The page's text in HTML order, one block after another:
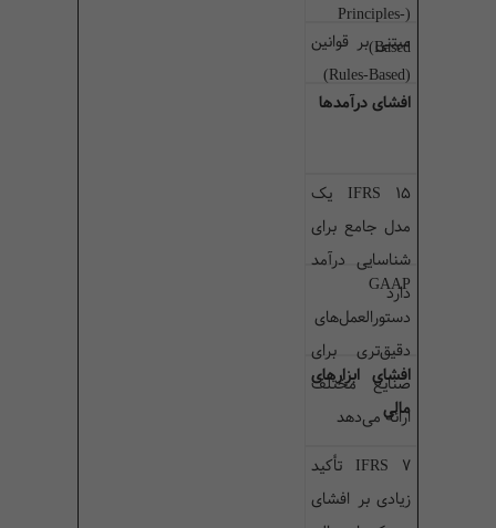
(
Principles-
Based
)
مبتنی بر قوانین
(
Rules-Based
)
افشای درآمدها
IFRS 15
یک
مدل جامع برای
شناسایی درآمد
دارد
GAAP
دستورالعمل‌های
دقیق‌تری برای
صنایع مختلف
ارائه می‌دهد
افشای ابزارهای
مالی
IFRS 7 تأکید
زیادی بر افشای